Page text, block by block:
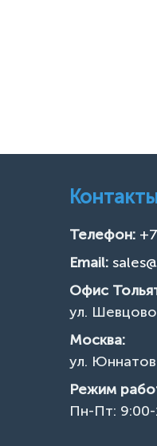
Телефон:
Email:
Офис
ул.
Москва:
ул.
Режим
Пн-Пт: 9:00-